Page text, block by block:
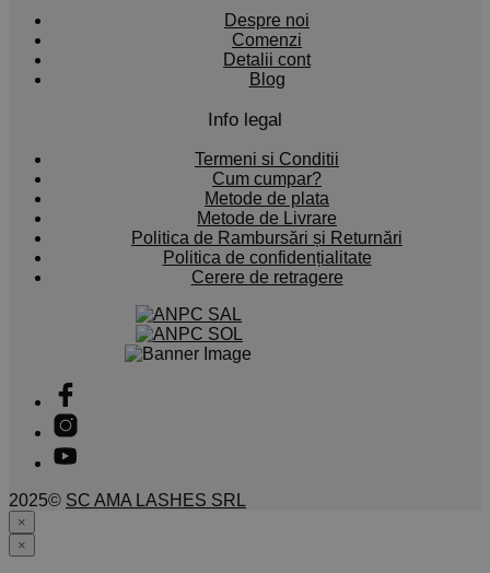
Despre noi
Comenzi
Detalii cont
Blog
Info legal
Termeni si Conditii
Cum cumpar?
Metode de plata
Metode de Livrare
Politica de Rambursări și Returnări
Politica de confidențialitate
Cerere de retragere
2025© SC AMA LASHES SRL
×
×